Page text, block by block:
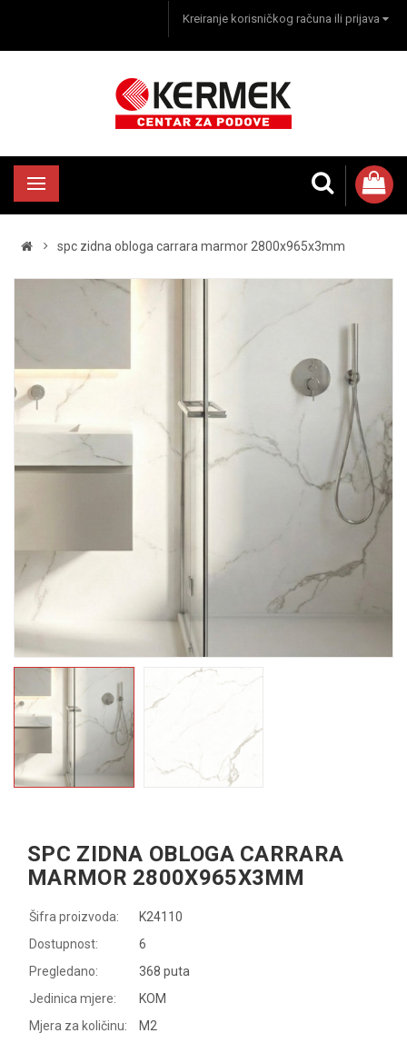
Kreiranje korisničkog računa ili prijava
spc zidna obloga carrara marmor 2800x965x3mm
SPC ZIDNA OBLOGA CARRARA
MARMOR 2800X965X3MM
Šifra proizvoda:
K24110
Dostupnost:
6
Pregledano:
368 puta
Jedinica mjere:
KOM
Mjera za količinu:
M2